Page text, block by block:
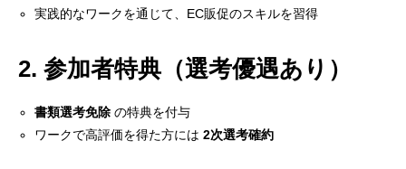
実践的なワークを通じて、EC販促のスキルを習得
2. 参加者特典（選考優遇あり）
書類選考免除 の特典を付与
ワークで高評価を得た方には2次選考確約